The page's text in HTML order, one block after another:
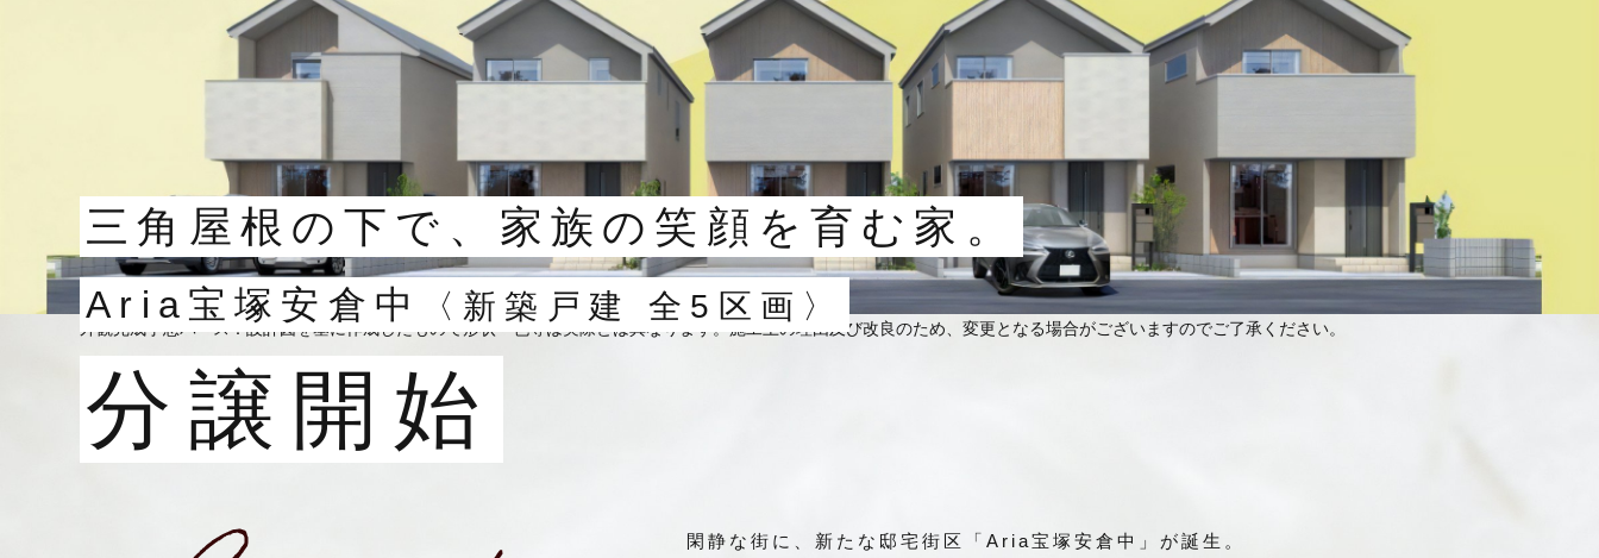
三角屋根の下で、家族の笑顔を育む家。
Aria宝塚安倉中 〈新築戸建 全5区画〉
分譲開始
外観完成予想パース：設計図を基に作成したもので形状・色等は実際とは異なります。施工上の理由及び改良のため、変更となる場合がございますのでご了承ください。
閑静な街に、新たな邸宅街区「Aria宝塚安倉中」が誕生。